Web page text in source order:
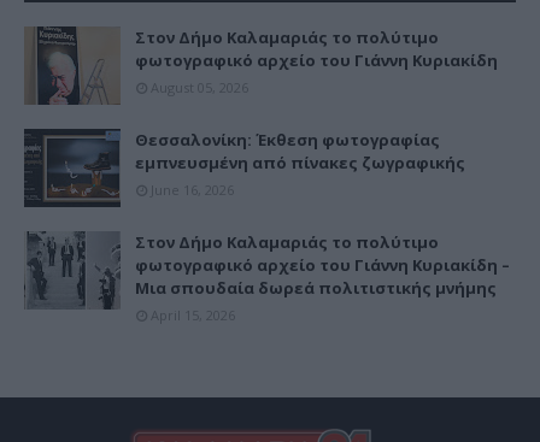
Στον Δήμο Καλαμαριάς το πολύτιμο
φωτογραφικό αρχείο του Γιάννη Κυριακίδη
August 05, 2026
Θεσσαλονίκη: Έκθεση φωτογραφίας
εμπνευσμένη από πίνακες ζωγραφικής
June 16, 2026
Στον Δήμο Καλαμαριάς το πολύτιμο
φωτογραφικό αρχείο του Γιάννη Κυριακίδη –
Μια σπουδαία δωρεά πολιτιστικής μνήμης
April 15, 2026